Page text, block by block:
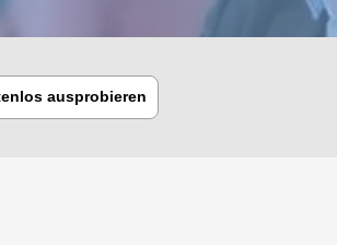
ausprobieren